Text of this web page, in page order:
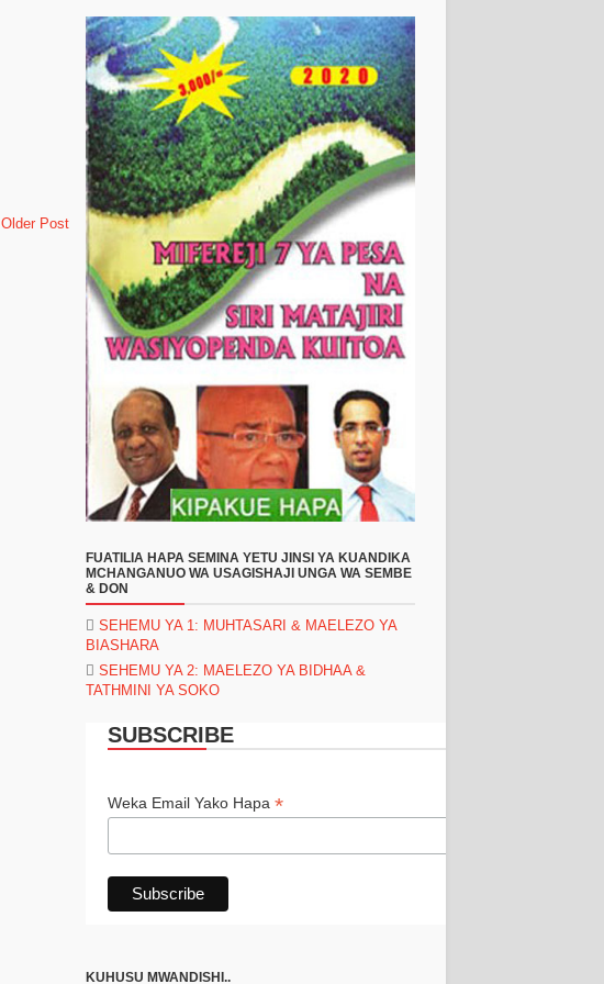
Older Post
FUATILIA HAPA SEMINA YETU JINSI YA KUANDIKA
MCHANGANUO WA USAGISHAJI UNGA WA SEMBE
& DON
SEHEMU YA 1: MUHTASARI & MAELEZO YA
BIASHARA
SEHEMU YA 2: MAELEZO YA BIDHAA &
TATHMINI YA SOKO
SUBSCRIBE
Weka Email Yako Hapa *
KUHUSU MWANDISHI..